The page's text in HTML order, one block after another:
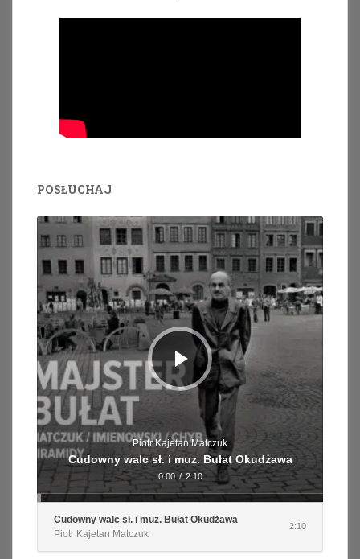
POSŁUCHAJ
Odtwarzacz
dźwiękowych
Piotr Kajetan Matczuk
Cudowny walc sł. i muz. Bułat Okudżawa
0:00 / 2:10
Cudowny walc sł. i muz. Bułat Okudżawa
Piotr Kajetan Matczuk
2:10